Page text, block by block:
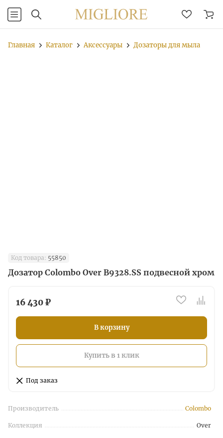
Главная Каталог Аксессуары Дозаторы для мыла
Код товара: 55850
Дозатор Colombo Over B9328.SS подвесной хром
16 430 ₽
В корзину
Купить в 1 клик
Под заказ
Производитель Colombo
Коллекция Over